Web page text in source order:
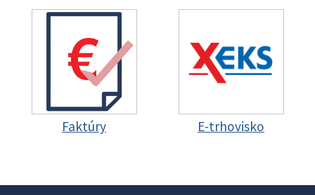
Faktúry E-trhovisko